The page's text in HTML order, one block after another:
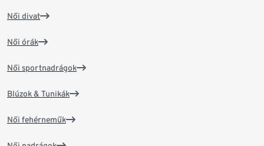
Női divat
Női órák
Női sportnadrágok
Blúzok & Tunikák
Női fehérneműk